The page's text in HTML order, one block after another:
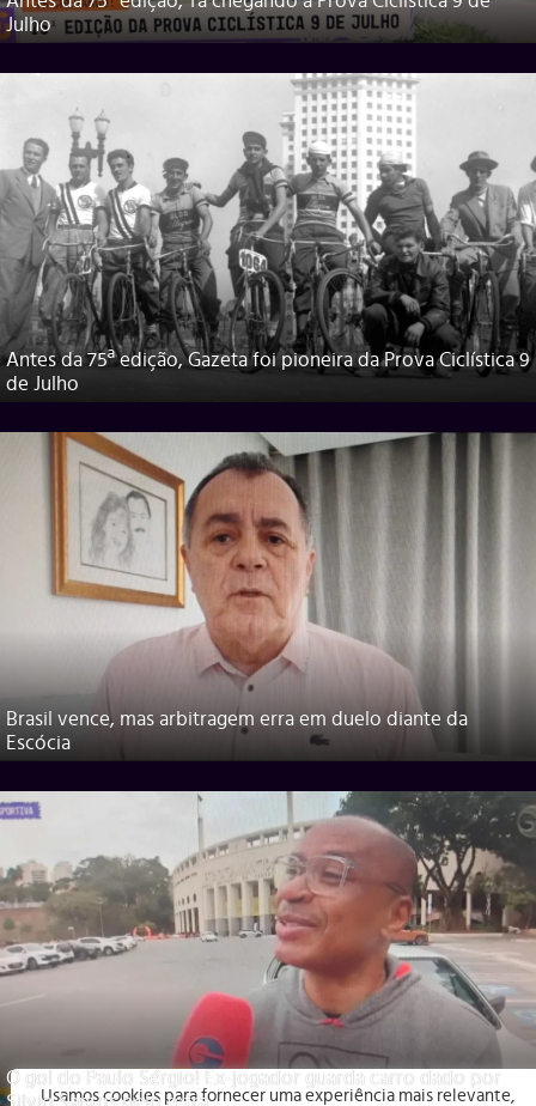
Julho
Antes da 75ª edição, Gazeta foi pioneira da Prova Ciclística 9
de Julho
Brasil vence, mas arbitragem erra em duelo diante da
Escócia
O gol do Paulo Sérgio! Ex-jogador guarda carro dado por
Usamos cookies para fornecer uma experiência mais relevante,